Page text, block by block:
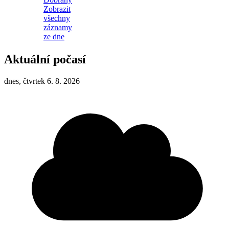
Zobrazit
všechny
záznamy
ze dne
Aktuální počasí
dnes, čtvrtek 6. 8. 2026